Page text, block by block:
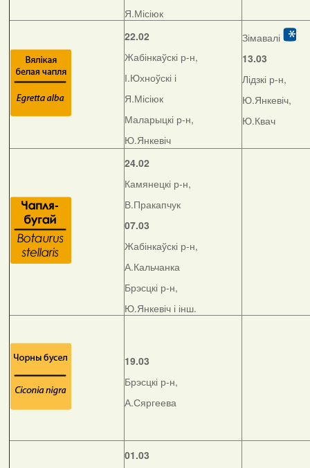
Я.Місіюк
22.02
Жабінкаўскі р-н,
І.Юхноўскі і
Я.Місіюк
Маларыцкі р-н,
Ю.Янкевіч
Зімавалі
13.03
Лідзкі р-н,
Ю.Янкевіч,
Ю.Квач
24.02
Камянецкі р-н,
В.Пракапчук
07.03
Жабінкаўскі р-н,
А.Кальчанка
Брэсцкі р-н,
Ю.Янкевіч і інш.
19.03
Брэсцкі р-н,
А.Сяргеева
01.03